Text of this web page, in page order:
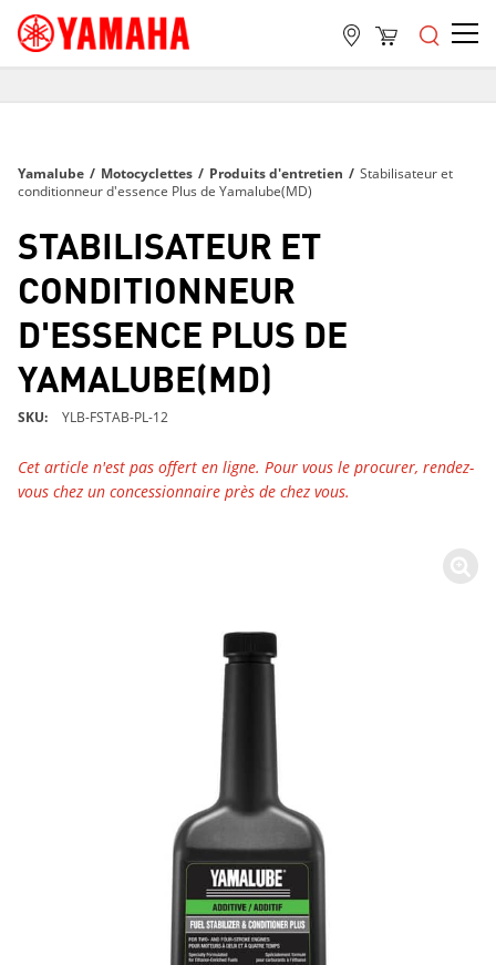
SUR TOUTES LES COMMANDES DE PLUS DE 99 $
SUR TOUTES LES COMMANDES DE PLUS DE 99 $
Yamalube / Motocyclettes / Produits d'entretien / Stabilisateur et
conditionneur d'essence Plus de Yamalube(MD)
STABILISATEUR ET
CONDITIONNEUR
D'ESSENCE PLUS DE
YAMALUBE(MD)
SKU YLB-FSTAB-PL-12
Cet article n'est pas offert en ligne. Pour vous le procurer, rendez-
vous chez un concessionnaire près de chez vous.